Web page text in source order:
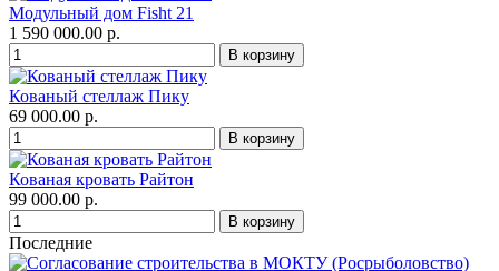
Модульный дом Fisht 21
1 590 000.00 р.
Кованый стеллаж Пику
69 000.00 р.
Кованая кровать Райтон
99 000.00 р.
Последние